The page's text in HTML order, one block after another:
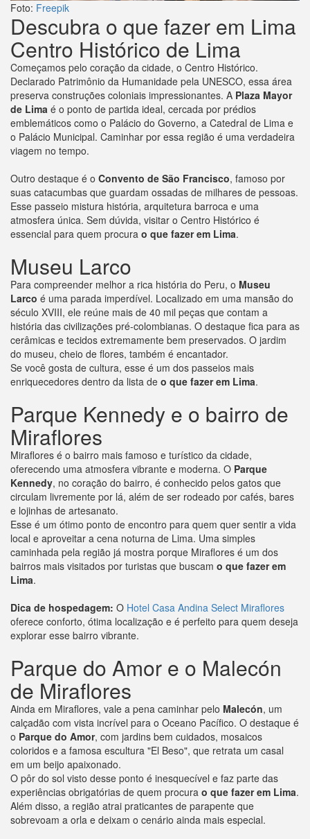
Foto: Freepik
Descubra o que fazer em Lima
Centro Histórico de Lima
Começamos pelo coração da cidade, o Centro Histórico.
Declarado Patrimônio da Humanidade pela UNESCO, essa área
preserva construções coloniais impressionantes. A Plaza Mayor
de Lima é o ponto de partida ideal, cercada por prédios
emblemáticos como o Palácio do Governo, a Catedral de Lima e
o Palácio Municipal. Caminhar por essa região é uma verdadeira
viagem no tempo.
Outro destaque é o Convento de São Francisco, famoso por
suas catacumbas que guardam ossadas de milhares de pessoas.
Esse passeio mistura história, arquitetura barroca e uma
atmosfera única. Sem dúvida, visitar o Centro Histórico é
essencial para quem procura o que fazer em Lima.
Museu Larco
Para compreender melhor a rica história do Peru, o Museu
Larco é uma parada imperdível. Localizado em uma mansão do
século XVIII, ele reúne mais de 40 mil peças que contam a
história das civilizações pré-colombianas. O destaque fica para as
cerâmicas e tecidos extremamente bem preservados. O jardim
do museu, cheio de flores, também é encantador.
Se você gosta de cultura, esse é um dos passeios mais
enriquecedores dentro da lista de o que fazer em Lima.
Parque Kennedy e o bairro de
Miraflores
Miraflores é o bairro mais famoso e turístico da cidade,
oferecendo uma atmosfera vibrante e moderna. O Parque
Kennedy, no coração do bairro, é conhecido pelos gatos que
circulam livremente por lá, além de ser rodeado por cafés, bares
e lojinhas de artesanato.
Esse é um ótimo ponto de encontro para quem quer sentir a vida
local e aproveitar a cena noturna de Lima. Uma simples
caminhada pela região já mostra porque Miraflores é um dos
bairros mais visitados por turistas que buscam o que fazer em
Lima.
Dica de hospedagem: O Hotel Casa Andina Select Miraflores
oferece conforto, ótima localização e é perfeito para quem deseja
explorar esse bairro vibrante.
Parque do Amor e o Malecón
de Miraflores
Ainda em Miraflores, vale a pena caminhar pelo Malecón, um
calçadão com vista incrível para o Oceano Pacífico. O destaque é
o Parque do Amor, com jardins bem cuidados, mosaicos
coloridos e a famosa escultura "El Beso", que retrata um casal
em um beijo apaixonado.
O pôr do sol visto desse ponto é inesquecível e faz parte das
experiências obrigatórias de quem procura o que fazer em Lima.
Além disso, a região atrai praticantes de parapente que
sobrevoam a orla e deixam o cenário ainda mais especial.